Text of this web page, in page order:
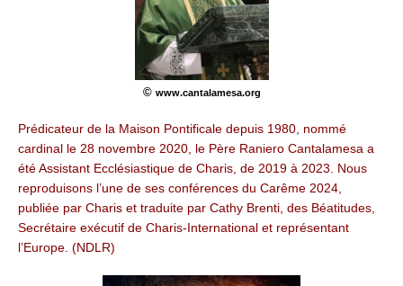
© www.cantalamesa.org
Prédicateur de la Maison Pontificale depuis 1980, nommé
cardinal le 28 novembre 2020, le Père Raniero Cantalamesa a
été Assistant Ecclésiastique de Charis, de 2019 à 2023. Nous
reproduisons l’une de ses conférences du Carême 2024,
publiée par Charis et traduite par Cathy Brenti, des Béatitudes,
Secrétaire exécutif de Charis-International et représentant
l’Europe. (NDLR)